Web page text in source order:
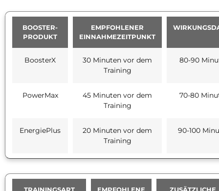
BOOSTER-
PRODUKT
EMPFOHLENER
EINNAHMEZEITPUNKT
BoosterX
30 Minuten vor dem
Training
80-90
PowerMax
45 Minuten vor dem
Training
70-80
EnergiePlus
20 Minuten vor dem
Training
90-100
TRAININGSART
EMPFOHLENE
ZUSÄTZLICHE